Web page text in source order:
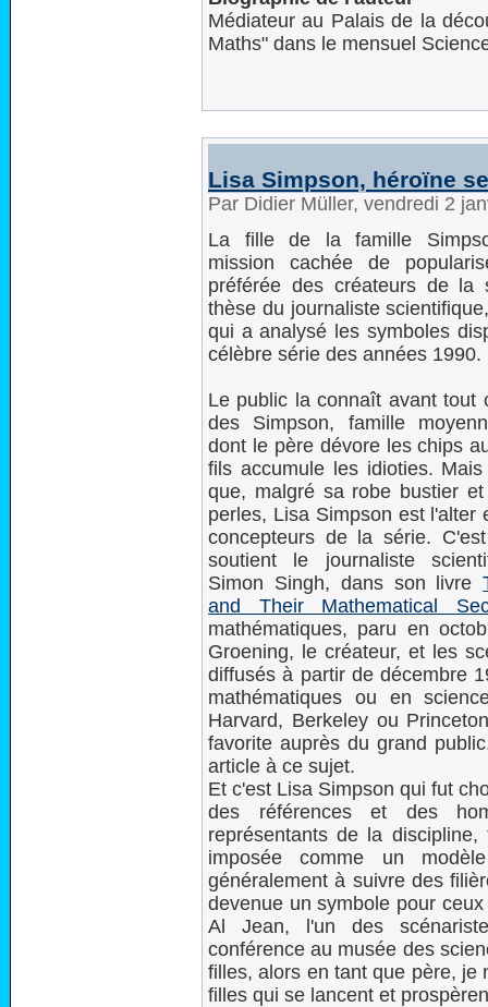
Médiateur au Palais de la
Maths" dans le mensuel
Lisa Simpson, héroïne
Par Didier Müller, vendredi 2
La fille de la famille
mission cachée de
préférée des créateurs de la
thèse du journaliste
qui a analysé les symboles
célèbre série des années 1990.
Le public la connaît avant tout
des Simpson, famille
dont le père dévore les chips
fils accumule les idioties.
que, malgré sa robe bustier
perles, Lisa Simpson est l'alter
concepteurs de la série.
soutient le journaliste
Simon Singh, dans son livre
and Their Mathematical
mathématiques, paru en
Groening, le créateur, et les
diffusés à partir de décembre
mathématiques ou en
Harvard, Berkeley ou
favorite auprès du grand
article à ce sujet.
Et c'est Lisa Simpson qui fut
des références et des
représentants de la
imposée comme un
généralement à suivre des
devenue un symbole pour
Al Jean, l'un des
conférence au musée des
filles, alors en tant que père, je
filles qui se lancent et